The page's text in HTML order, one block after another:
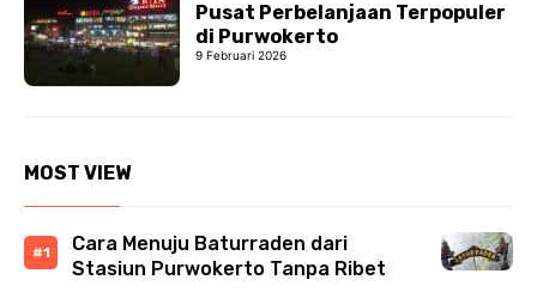
Pusat Perbelanjaan Terpopuler
di Purwokerto
9 Februari 2026
MOST VIEW
Cara Menuju Baturraden dari
Stasiun Purwokerto Tanpa Ribet